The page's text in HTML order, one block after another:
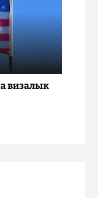
визалык